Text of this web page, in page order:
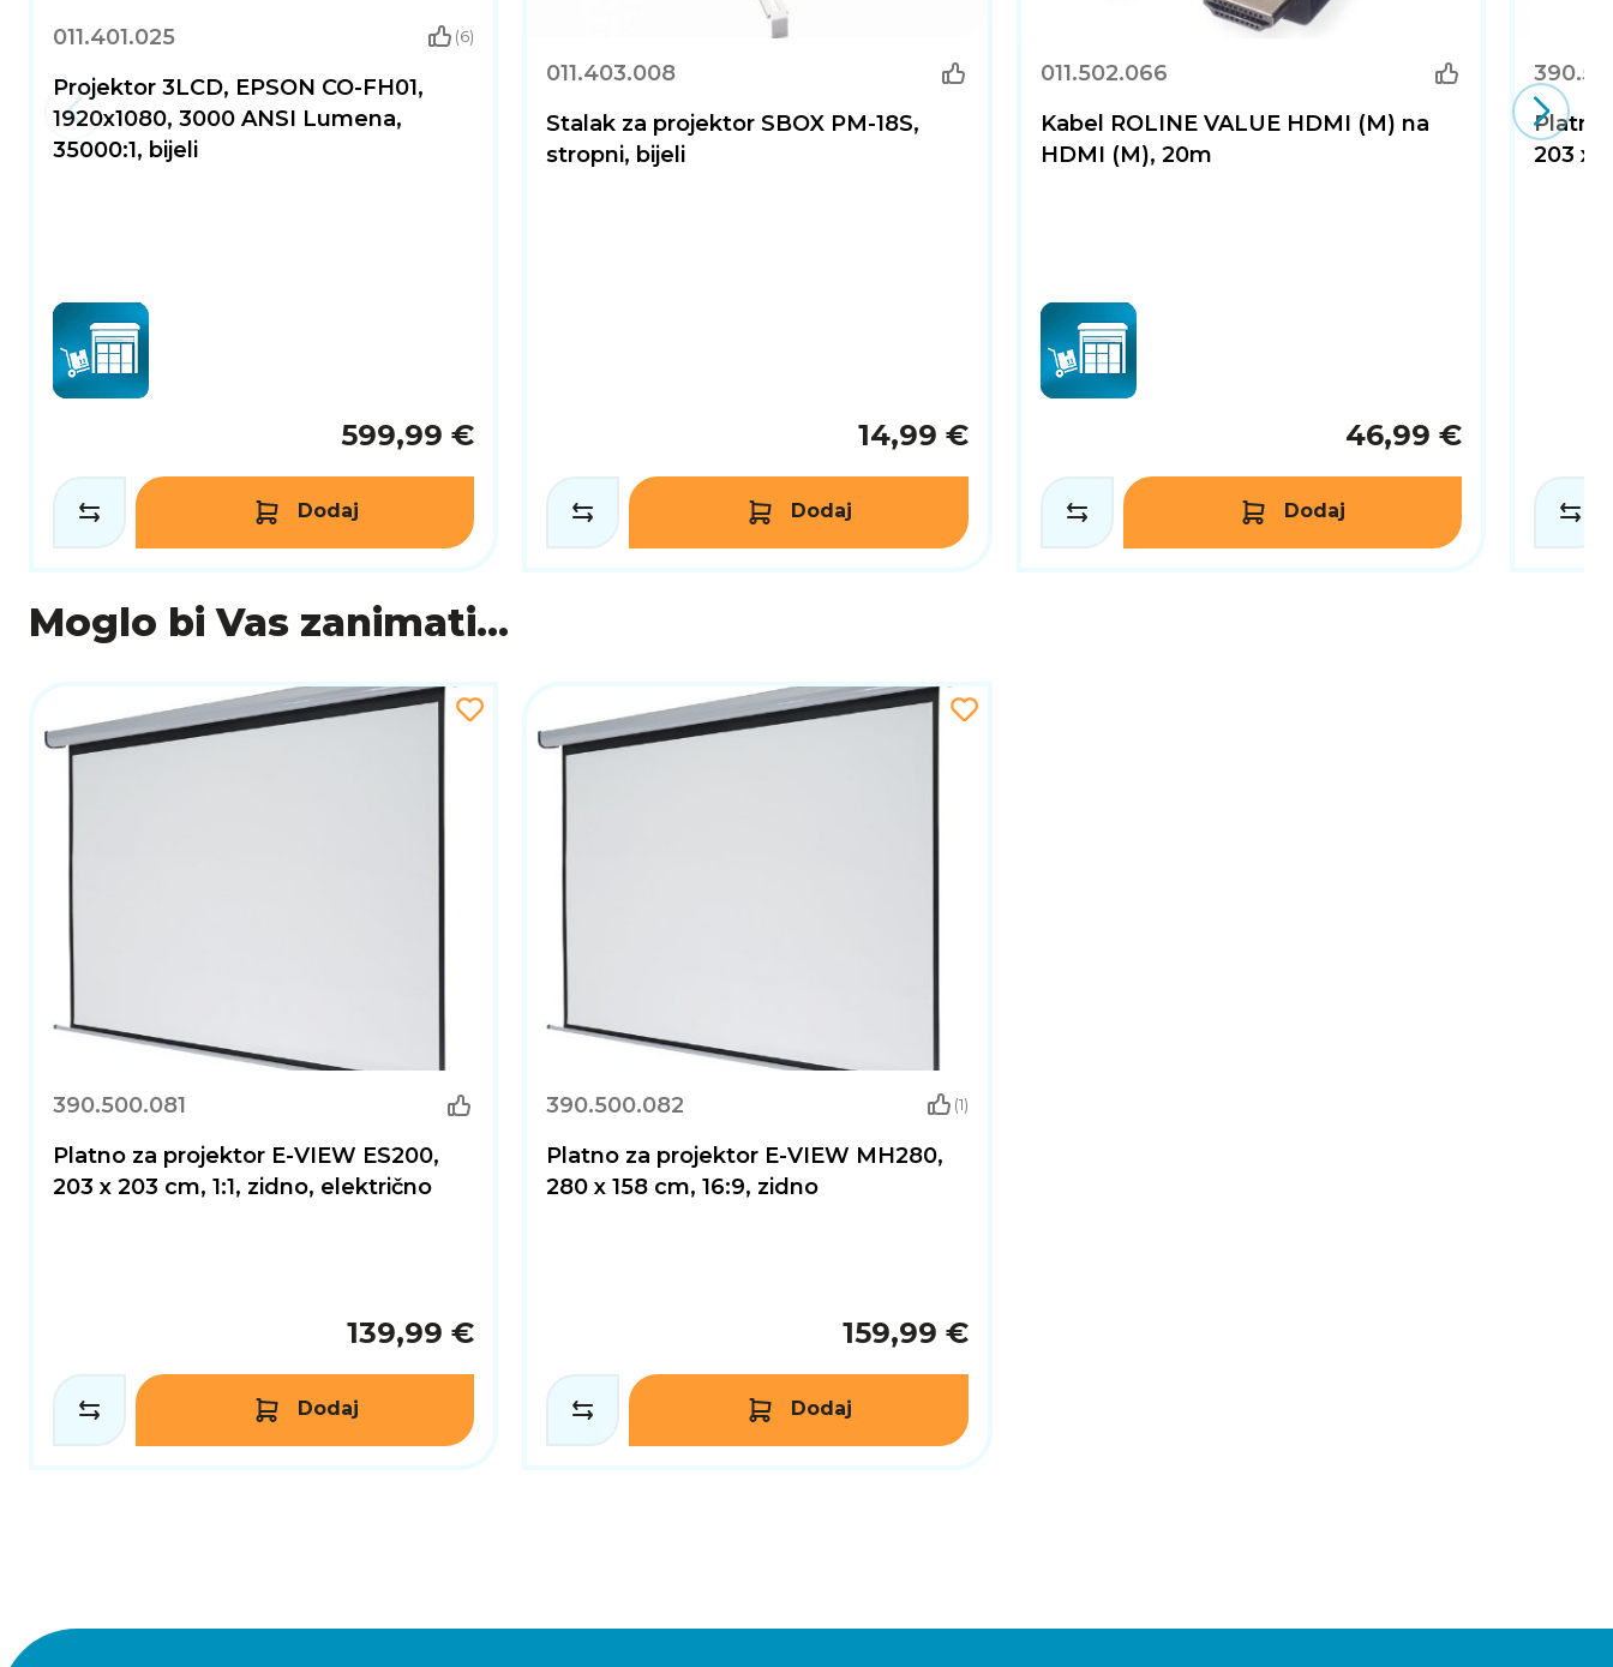
011.401.025 (6)
Projektor 3LCD, EPSON CO-FH01,
1920x1080, 3000 ANSI Lumena,
35000:1, bijeli
599,99 €
Dodaj
011.403.008
Stalak za projektor SBOX PM-18S,
stropni, bijeli
14,99 €
Dodaj
011.502.066
Kabel ROLINE VALUE HDMI (M) na
HDMI (M), 20m
46,99 €
Dodaj
Platno
203 x
Moglo bi Vas zanimati...
390.500.081
Platno za projektor E-VIEW ES200,
203 x 203 cm, 1:1, zidno, električno
139,99 €
Dodaj
390.500.082 (1)
Platno za projektor E-VIEW MH280,
280 x 158 cm, 16:9, zidno
159,99 €
Dodaj